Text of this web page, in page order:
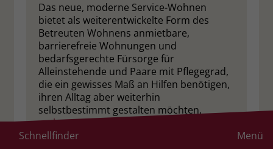
Das neue, moderne Service-Wohnen
bietet als weiterentwickelte Form des
Betreuten Wohnens anmietbare,
barrierefreie Wohnungen und
bedarfsgerechte Fürsorge für
Alleinstehende und Paare mit Pflegegrad,
die ein gewisses Maß an Hilfen benötigen,
ihren Alltag aber weiterhin
selbstbestimmt gestalten möchten.
mehr >
Schnellfinder
Menü